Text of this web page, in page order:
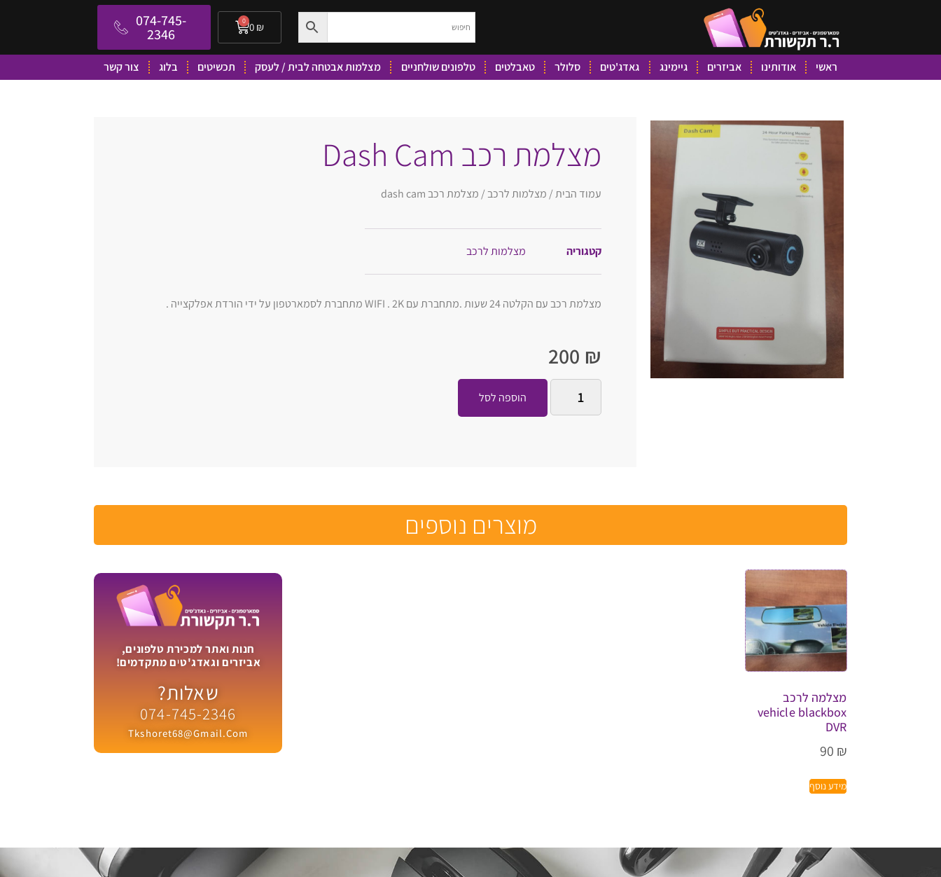
0 ₪
0
074-745-
2346
ראשי אודותינו אביזרים גיימינג גאדג'טים סלולר טאבלטים טלפונים שולחניים מצלמות אבטחה לבית / לעסק תכשיטים בלוג צור קשר
מצלמת רכב Dash Cam
עמוד הבית/מצלמות לרכב/ מצלמת רכב dash cam
קטגוריה מצלמות לרכב
מצלמת רכב עם הקלטה 24 שעות .מתחברת עם WIFI . 2K מתחברת לסמארטפון על ידי הורדת אפלקצייה .
200 ₪
הוספה לסל
מוצרים נוספים
מצלמה לרכב
vehicle blackbox
DVR
90 ₪
מידע נוסף
חנות ואתר למכירת טלפונים,
אביזרים וגאדג'טים מתקדמים!
שאלות?
074-745-2346
Tkshoret68@gmail.com